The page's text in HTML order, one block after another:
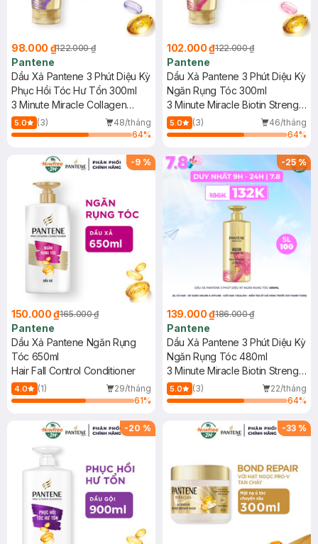
98.000 ₫122.000 ₫
Pantene
Dầu Xả Pantene 3 Phút Diệu Kỳ
Phục Hồi Tóc Hư Tổn 300ml
3 Minute Miracle Collagen
Repair Intensive Serum
Conditioner
5.0 (3)
48/tháng
64%
102.000 ₫122.000 ₫
Pantene
Dầu Xả Pantene 3 Phút Diệu Kỳ
Ngăn Rụng Tóc 300ml
3 Minute Miracle Biotin Strength
Intensive Serum Conditioner
5.0 (3)
46/tháng
64%
-9 %
150.000 ₫165.000 ₫
Pantene
Dầu Xả Pantene Ngăn Rụng
Tóc 650ml
Hair Fall Control Conditioner
4.0 (1)
29/tháng
61%
-25%
139.000 ₫186.000 ₫
Pantene
Dầu Xả Pantene 3 Phút Diệu Kỳ
Ngăn Rụng Tóc 480ml
3 Minute Miracle Biotin Strength
Intensive Serum Conditioner
5.0 (3)
22/tháng
64%
-20 % -33 %